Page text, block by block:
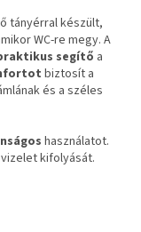
tányérral készült,
WC-re megy. A
segítő a
biztosít a
és a széles
használatot.
kifolyását.